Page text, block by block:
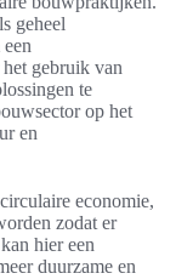
geheel
gebruik van
te
op het
en
economie,
zodat er
hier een
duurzame en